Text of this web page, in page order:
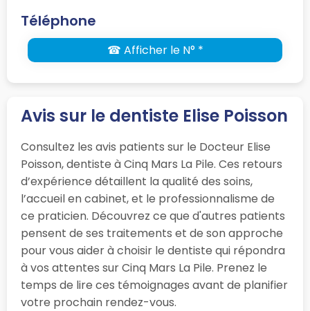
Téléphone
☎ Afficher le N° *
Avis sur le dentiste Elise Poisson
Consultez les avis patients sur le Docteur Elise
Poisson, dentiste à Cinq Mars La Pile. Ces retours
d’expérience détaillent la qualité des soins,
l’accueil en cabinet, et le professionnalisme de
ce praticien. Découvrez ce que d'autres patients
pensent de ses traitements et de son approche
pour vous aider à choisir le dentiste qui répondra
à vos attentes sur Cinq Mars La Pile. Prenez le
temps de lire ces témoignages avant de planifier
votre prochain rendez-vous.